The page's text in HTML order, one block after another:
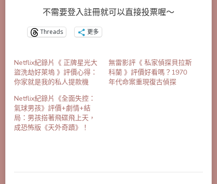
不需要登入註冊就可以直接投票喔～
Threads 更多
Netflix紀錄片《 正牌星光大
盜洗劫好萊塢 》評價心得：
你家就是我的私人提款機
無雷影評《 私家偵探貝拉斯
科蘭 》評價好看嗎？1970
年代命案重現復古偵探
Netflix紀錄片《全面失控：
氣球男孩》評價+劇情+結
局：男孩搭著飛碟飛上天，
成恐怖版《天外奇蹟》！